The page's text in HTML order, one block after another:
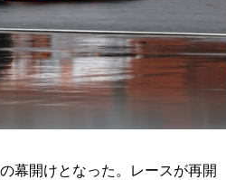
幕開けとなった。レースが再開